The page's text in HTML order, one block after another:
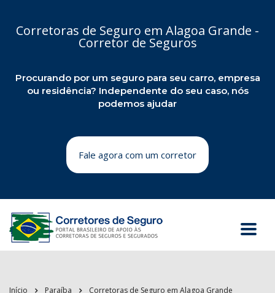
Corretoras de Seguro em Alagoa Grande -
Corretor de Seguros
Procurando por um seguro para seu carro, empresa
ou residência? Independente do seu caso, nós
podemos ajudar
Fale agora com um corretor
Início Paraíba Corretoras de Seguro em Alagoa Grande